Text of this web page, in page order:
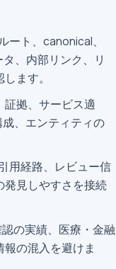
ート、canonical、
、内部リンク、リ
ます。
証拠、サービス適
、エンティティの
用経路、レビュー信
発見しやすさを接続
の実績、医療・金融
の混入を避けま